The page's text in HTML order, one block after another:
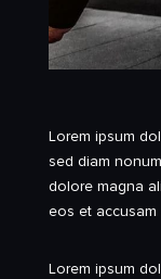
Lorem ipsum
sed diam
dolore magna
eos et
Lorem ipsum